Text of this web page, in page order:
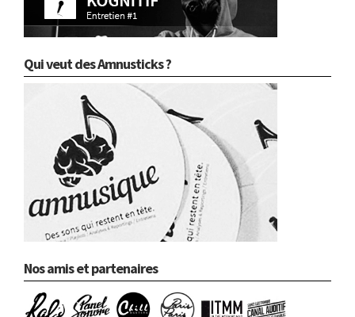
Qui veut des Amnusticks ?
Nos amis et partenaires